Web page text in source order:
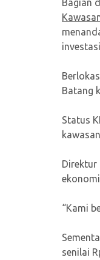
Bagian
Batang
Status
Direktur
“Kami
senilai